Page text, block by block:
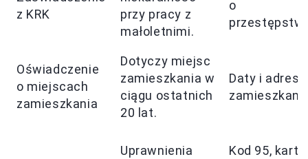
z KRK
przy pracy z
małoletnimi.
o
Oświadczenie
o miejscach
zamieszkania
Dotyczy miejsc
zamieszkania w
ciągu ostatnich
20 lat.
Daty i adresy
Uprawnienia
Kod 95, karta